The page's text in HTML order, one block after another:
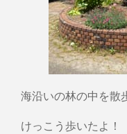
海沿いの林の中を散
けっこう歩いたよ！